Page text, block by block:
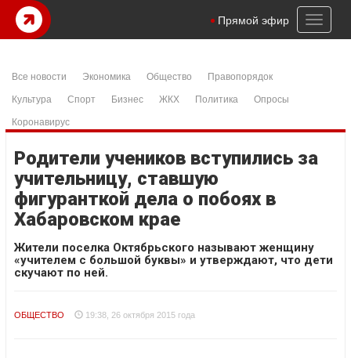
Toggle
Прямой эфир
Все новости Экономика Общество
Правопорядок
Культура
Спорт Бизнес ЖКХ Политика
Опросы
Коронавирус
Родители учеников вступились за
учительницу, ставшую
фигуранткой дела о побоях в
Хабаровском крае
Жители поселка Октябрьского называют женщину
«учителем с большой буквы» и утверждают, что дети
скучают по ней.
ОБЩЕСТВО 19:38, 26 октября 2015 года